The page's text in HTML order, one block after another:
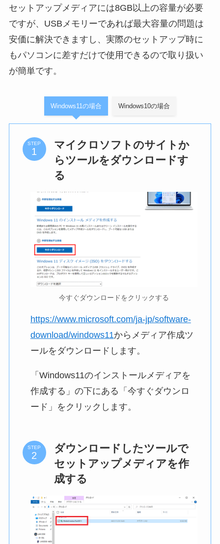
セットアップメディアには8GB以上の容量が必要
ですが、USBメモリーであれば最大容量の問題は
安価に解決できますし、実際のセットアップ時に
もパソコンに差すだけで使用できるので取り扱い
が簡単です。
Windows11の場合 Windows10の場合
STEP
マイクロソフトのサイトか
らツールをダウンロードす
る
今すぐダウンロードをクリックする
https://www.microsoft.com/ja-jp/software-
download/windows11からメディア作成ツ
ールをダウンロードします。
「Windows11のインストールメディアを
作成する」の下にある「今すぐダウンロ
ード」をクリックします。
STEP
ダウンロードしたツールで
セットアップメディアを作
成する